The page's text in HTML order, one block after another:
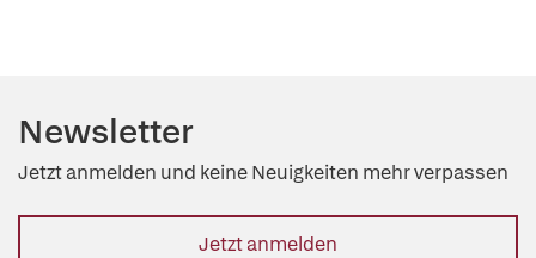
Newsletter
Jetzt anmelden und keine Neuigkeiten mehr verpassen
Jetzt anmelden